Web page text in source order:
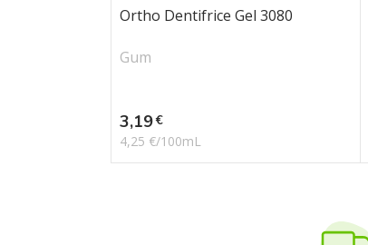
Ortho Dentifrice Gel 3080
Gum
Prix
3,19€
4,25 €/100mL